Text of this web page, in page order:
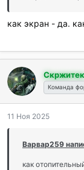
как экран - да.
Скржитек
Команда
11 Ноя 2025
Варвар259
как